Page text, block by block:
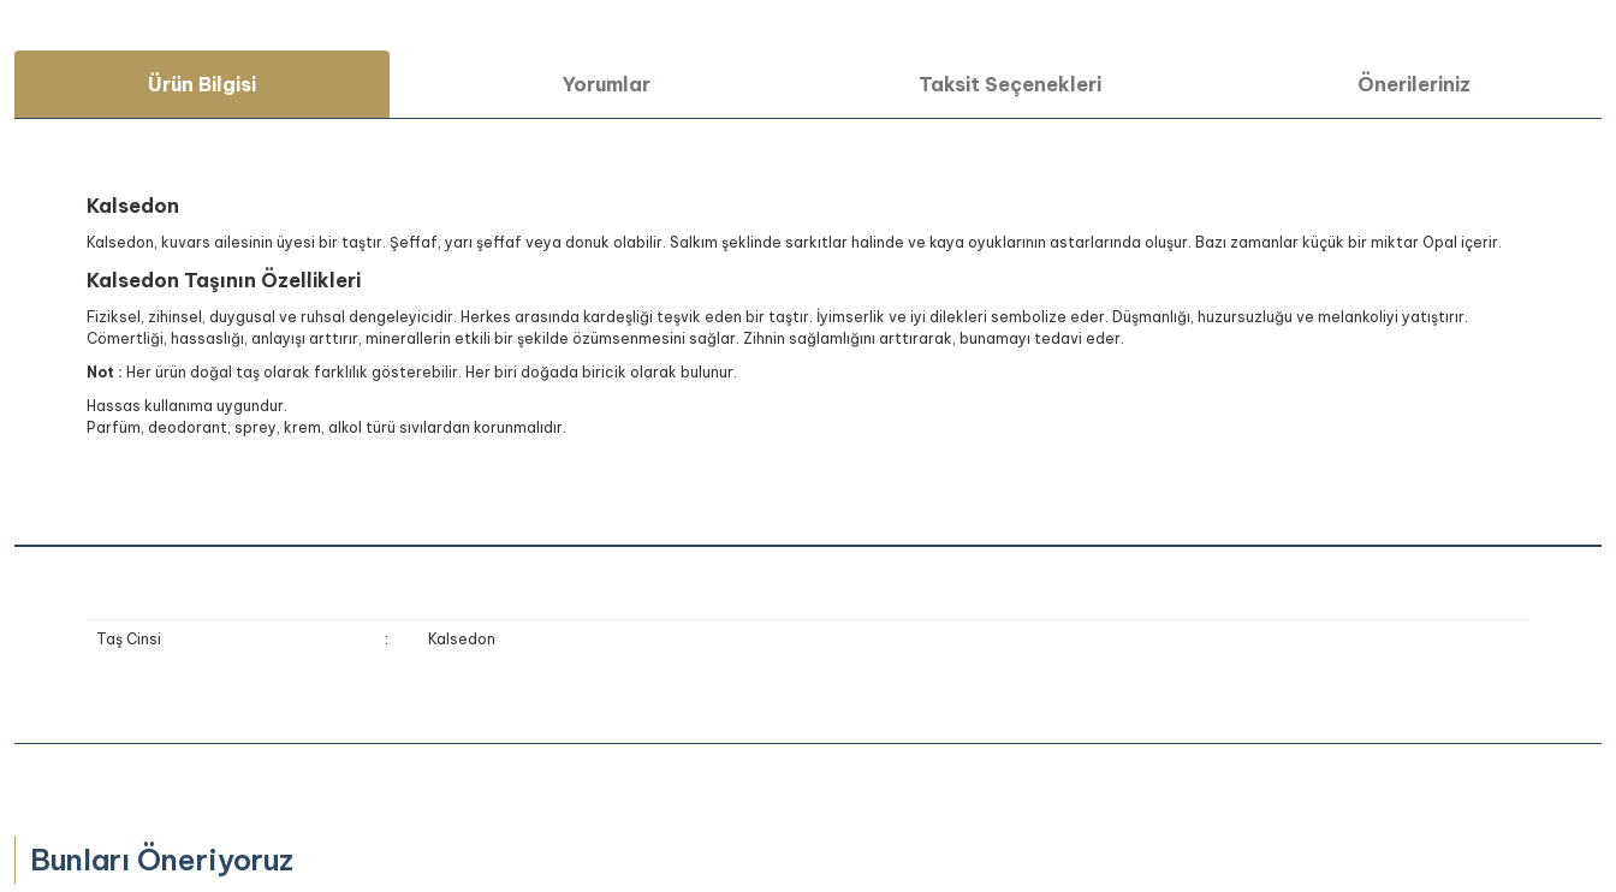
Ürün Bilgisi Yorumlar Taksit Seçenekleri Önerileriniz
Kalsedon
Kalsedon, kuvars ailesinin üyesi bir taştır. Şeffaf, yarı şeffaf veya donuk olabilir. Salkım şeklinde sarkıtlar halinde ve kaya oyuklarının astarlarında oluşur. Bazı zamanlar küçük bir miktar Opal içerir.
Kalsedon Taşının Özellikleri
Fiziksel, zihinsel, duygusal ve ruhsal dengeleyicidir. Herkes arasında kardeşliği teşvik eden bir taştır. İyimserlik ve iyi dilekleri sembolize eder. Düşmanlığı, huzursuzluğu ve melankoliyi yatıştırır.
Cömertliği, hassaslığı, anlayışı arttırır, minerallerin etkili bir şekilde özümsenmesini sağlar. Zihnin sağlamlığını arttırarak, bunamayı tedavi eder.
Not : Her ürün doğal taş olarak farklılık gösterebilir. Her biri doğada biricik olarak bulunur.
Hassas kullanıma uygundur.
Parfüm, deodorant, sprey, krem, alkol türü sıvılardan korunmalıdır.
Taş Cinsi : Kalsedon
Görüş ve önerileriniz için teşekkür ederiz.
Bunları Öneriyoruz